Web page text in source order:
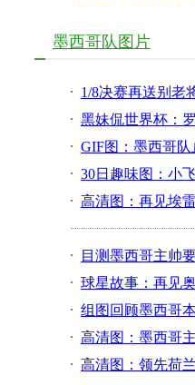
墨西哥队图片
1/8决赛再送别老
斯终留憾
黑妹侃世界杯：
像中国人
GIF图：墨西哥
哭成一团
30日趣味图：小
帅表情帝
高清图：再见埃
动的教头
目测墨西哥主帅
莫属(图)
球星故事：再见
肉精受辱
组图回顾墨西哥
饱受争议
高清图：墨西哥
不依不饶
高清图：领先荷